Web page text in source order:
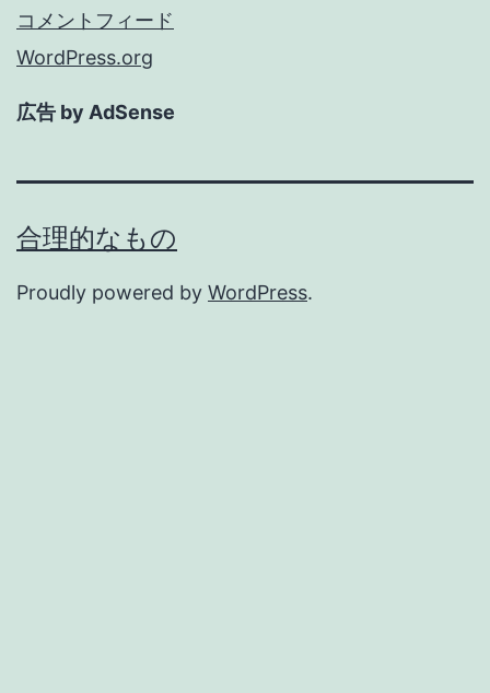
コメントフィード
WordPress.org
広告 by AdSense
合理的なもの
Proudly powered by WordPress.